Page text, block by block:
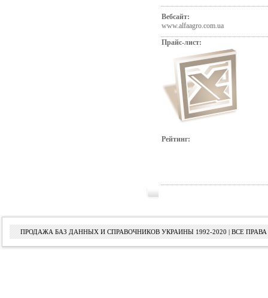
Вебсайт:
www.alfaagro.com.ua
Прайс-лист:
Рейтинг:
ПРОДАЖА БАЗ ДАННЫХ И СПРАВОЧНИКОВ УКРАИНЫ 1992-2020 | ВСЕ